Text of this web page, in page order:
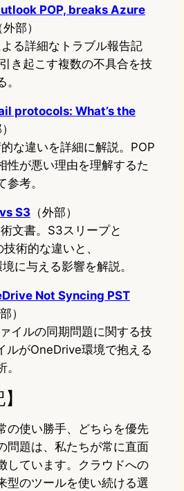
POP, breaks Azure
外部）
る詳細なトラブル報告記
き起こす複数の不具合を技
protocols: What’s the
な違いを詳細に解説。POP
性が悪い理由を理解するた
考。
S3 （外部）
文書。S3スリープと
術的な違いと、
に与える影響を解説。
Not Syncing PST
）
イルの同期問題に関する技
ルがOneDrive環境で抱える
の使い勝手、どちらを優先
題は、私たちが常に直面
しています。クラウドへの
型のツールを使い続ける選